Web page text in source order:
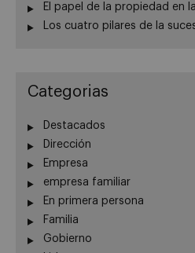
El papel de la propiedad en
Los cuatro pilares de la
Categorias
Destacados
Dirección
Empresa
empresa familiar
En primera persona
Familia
Gobierno